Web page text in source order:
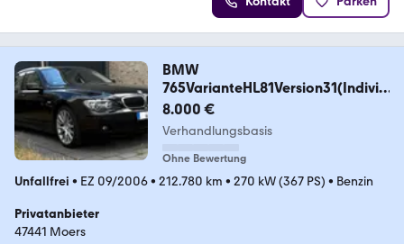
BMW
765VarianteHL81Version31(Individ
ual)Rubinschwarz
8.000 €
Verhandlungsbasis
Ohne Bewertung
Unfallfrei • EZ 09/2006• 212.780 km • 270 kW (367 PS) • Benzin
Privatanbieter
47441 Moers